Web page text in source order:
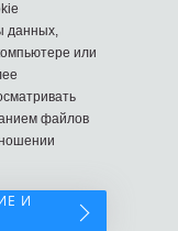
данных,
или
файлов
И